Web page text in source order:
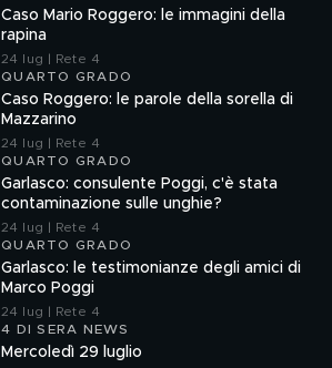
Caso Mario Roggero: le immagini della
rapina
24 lug | Rete 4
QUARTO GRADO
Caso Roggero: le parole della sorella di
Mazzarino
24 lug | Rete 4
QUARTO GRADO
Garlasco: consulente Poggi, c'è stata
contaminazione sulle unghie?
24 lug | Rete 4
QUARTO GRADO
Garlasco: le testimonianze degli amici di
Marco Poggi
24 lug | Rete 4
4 DI SERA NEWS
Mercoledì 29 luglio